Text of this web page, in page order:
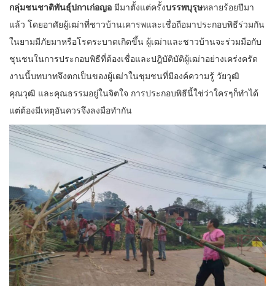
กลุ่มชนชาติพันธุ์ปกาเก่อญอ มีมาตั้งแต่ครั้งบรรพบุรุษหลายร้อยปีมา
แล้ว โดยอาศัยผู้เฒ่าที่ชาวบ้านเคารพและเชื่อถือมาประกอบพิธีร่วมกัน
ในยามมีภัยมาหรือโรคระบาดเกิดขึ้น ผู้เฒ่าและชาวบ้านจะร่วมมือกับ
ชุนชนในการประกอบพิธีที่ต้องเชื่อและปฎิบัติบัติผู้เฒ่าอย่างเคร่งครัด
งานนี้บทบาทจึงตกเป็นของผู้เฒ่าในชุมชนที่มีองค์ความรู้ วัยวุฒิ
คุณวุฒิ และคุณธรรมอยู่ในจิตใจ การประกอบพิธีนี้ใช่ว่าใครๆก็ทำได้
แต่ต้องมีเหตุอันควรจึงลงมือทำกัน